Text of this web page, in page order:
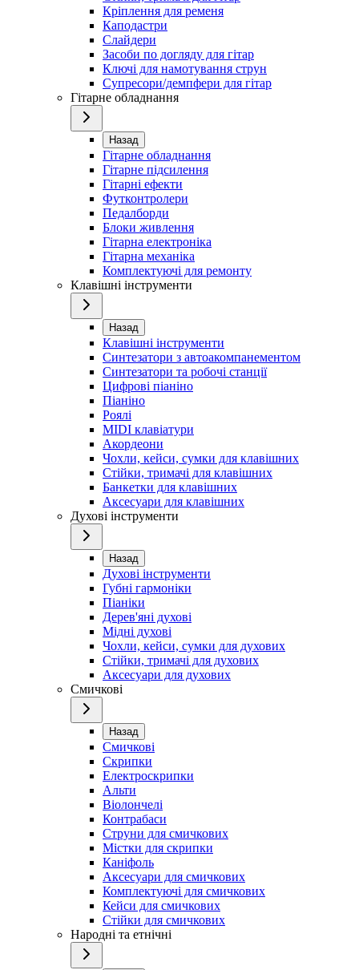
Кріплення для ременя
Каподастри
Слайдери
Засоби по догляду для гітар
Ключі для намотування струн
Супресори/демпфери для гітар
Гітарне обладнання
Назад
Гітарне обладнання
Гітарне підсилення
Гітарні ефекти
Футконтролери
Педалборди
Блоки живлення
Гітарна електроніка
Гітарна механіка
Комплектуючі для ремонту
Клавішні інструменти
Назад
Клавішні інструменти
Синтезатори з автоакомпанементом
Синтезатори та робочі станції
Цифрові піаніно
Піаніно
Роялі
MIDI клавіатури
Акордеони
Чохли, кейси, сумки для клавішних
Стійки, тримачі для клавішних
Банкетки для клавішних
Аксесуари для клавішних
Духові інструменти
Назад
Духові інструменти
Губні гармоніки
Піаніки
Дерев'яні духові
Мідні духові
Чохли, кейси, сумки для духових
Стійки, тримачі для духових
Аксесуари для духових
Смичкові
Назад
Смичкові
Скрипки
Електроскрипки
Альти
Віолончелі
Контрабаси
Струни для смичкових
Містки для скрипки
Каніфоль
Аксесуари для смичкових
Комплектуючі для смичкових
Кейси для смичкових
Стійки для смичкових
Народні та етнічні